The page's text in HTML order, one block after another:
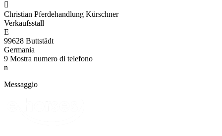

Christian Pferdehandlung Kürschner
Verkaufsstall
E
99628 Buttstädt
Germania
9 Mostra numero di telefono
n
Messaggio